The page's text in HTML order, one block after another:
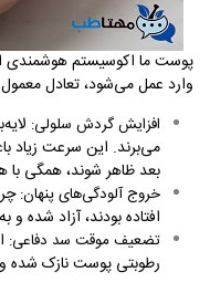
پوست ما اکوسیستم هوشمندی
وارد عمل می‌شود، تعادل
افزایش گردش سلولی:
می‌برند. این سرعت زیاد
بعد ظاهر شوند، همگی با
خروج آلودگی‌های پنهان:
افتاده بودند، آزاد شده
تضعیف موقت سد دفاعی:
رطوبتی پوست نازک شده و